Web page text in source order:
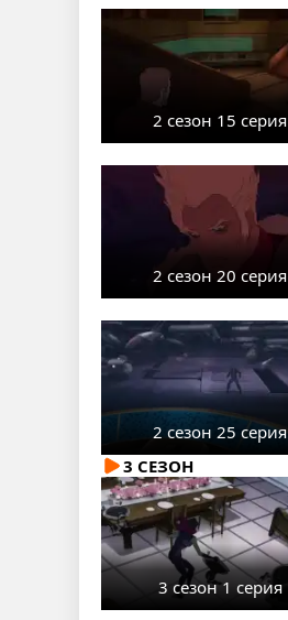
2 сезон 15 серия
2 сезон 20 серия
2 сезон 25 серия
3 СЕЗОН
3 сезон 1 серия